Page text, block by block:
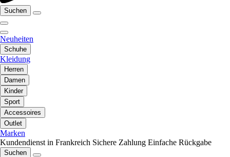
Suchen
Neuheiten
Schuhe
Kleidung
Herren
Damen
Kinder
Sport
Accessoires
Outlet
Marken
Kundendienst in Frankreich Sichere Zahlung Einfache Rückgabe
Suchen